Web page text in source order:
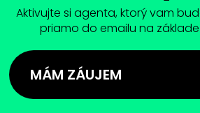
Aktivujte si agenta, ktorý vam
priamo do emailu na základe
MÁM ZÁUJEM